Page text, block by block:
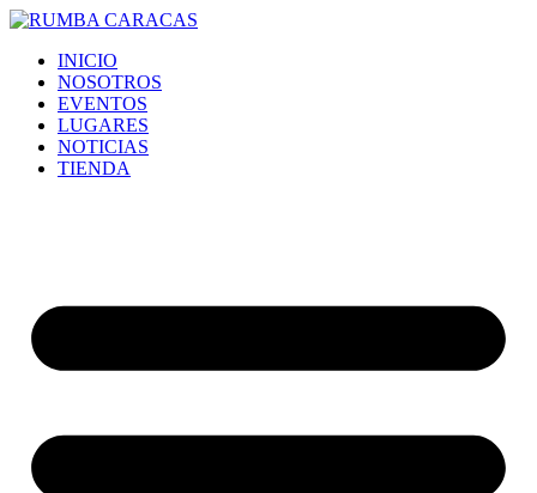
Ir
contenidoINICIO
NOSOTROS
EVENTOS
LUGARES
NOTICIAS
TIENDA